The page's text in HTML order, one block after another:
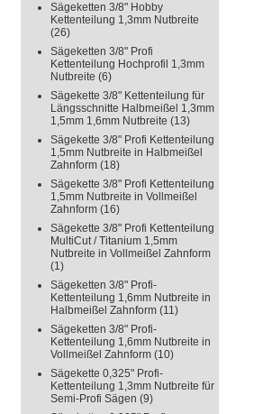
Sägeketten 3/8" Hobby
Kettenteilung 1,3mm Nutbreite
(26)
Sägeketten 3/8" Profi
Kettenteilung Hochprofil 1,3mm
Nutbreite (6)
Sägekette 3/8" Kettenteilung für
Längsschnitte Halbmeißel 1,3mm
1,5mm 1,6mm Nutbreite (13)
Sägekette 3/8" Profi Kettenteilung
1,5mm Nutbreite in Halbmeißel
Zahnform (18)
Sägekette 3/8" Profi Kettenteilung
1,5mm Nutbreite in Vollmeißel
Zahnform (16)
Sägekette 3/8" Profi Kettenteilung
MultiCut / Titanium 1,5mm
Nutbreite in Vollmeißel Zahnform
(1)
Sägeketten 3/8" Profi-
Kettenteilung 1,6mm Nutbreite in
Halbmeißel Zahnform (11)
Sägeketten 3/8" Profi-
Kettenteilung 1,6mm Nutbreite in
Vollmeißel Zahnform (10)
Sägekette 0,325" Profi-
Kettenteilung 1,3mm Nutbreite für
Semi-Profi Sägen (9)